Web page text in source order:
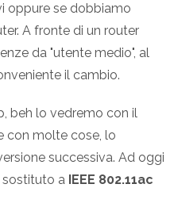
oppure se dobbiamo
A fronte di un router
da "utente medio", al
il cambio.
beh lo vedremo con il
con molte cose, lo
successiva. Ad oggi
sostituto a IEEE 802.11ac